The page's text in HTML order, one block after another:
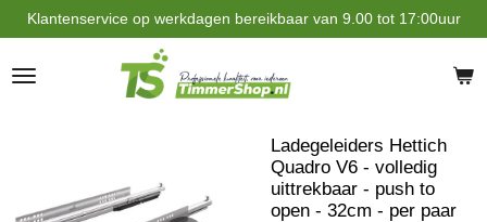
Ga
direct
naar
de
Klantenservice op werkdagen bereikbaar van 9.00 tot 17:00uur
Ladegeleiders Hettich
Quadro V6 - volledig
uittrekbaar - push to
open - 32cm - per paar